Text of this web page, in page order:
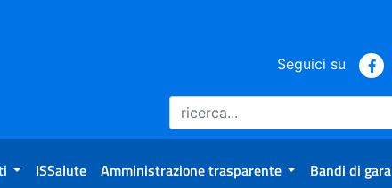
Seguici su
ISSalute Amministrazione trasparente Bandi di gara